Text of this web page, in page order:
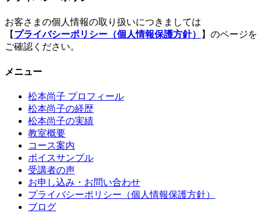
お客さまの個人情報の取り扱いにつきましては
【 プライバシーポリシー（個人情報保護方針）
】のページを
ご確認ください。
メニュー
松本尚子 プロフィール
松本尚子の経歴
松本尚子の実績
教室概要
コース案内
ボイスサンプル
受講者の声
お申し込み・お問い合わせ
プライバシーポリシー（個人情報保護方針）
ブログ